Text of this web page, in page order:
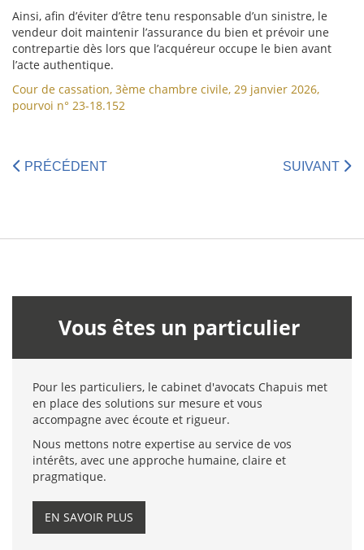
Ainsi, afin d’éviter d’être tenu responsable d’un sinistre, le
vendeur doit maintenir l’assurance du bien et prévoir une
contrepartie dès lors que l’acquéreur occupe le bien avant
l’acte authentique.
Cour de cassation, 3ème chambre civile, 29 janvier 2026,
pourvoi n° 23-18.152
PRÉCÉDENT SUIVANT
Vous êtes un particulier
Pour les particuliers, le cabinet d'avocats Chapuis met
en place des solutions sur mesure et vous
accompagne avec écoute et rigueur.
Nous mettons notre expertise au service de vos
intérêts, avec une approche humaine, claire et
pragmatique.
EN SAVOIR PLUS